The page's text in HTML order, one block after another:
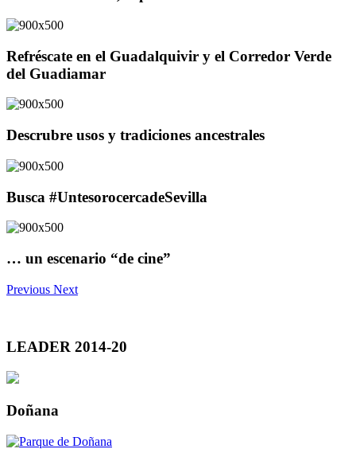
Refréscate en el Guadalquivir y el Corredor Verde
del Guadiamar
Descrubre usos y tradiciones ancestrales
Busca #UntesorocercadeSevilla
… un escenario “de cine”
Previous Next
LEADER 2014-20
Doñana